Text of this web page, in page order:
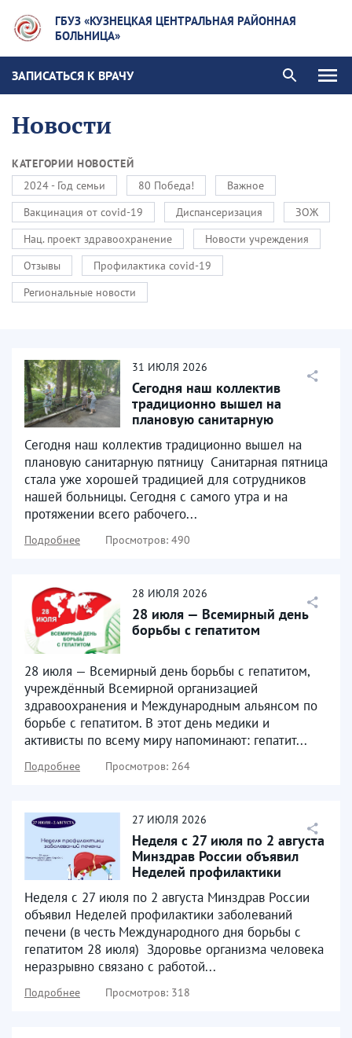
ГБУЗ «КУЗНЕЦКАЯ ЦЕНТРАЛЬНАЯ РАЙОННАЯ
БОЛЬНИЦА»
ЗАПИСАТЬСЯ К ВРАЧУ
Новости
КАТЕГОРИИ НОВОСТЕЙ
2024 - Год семьи
80 Победа!
Важное
Вакцинация от covid-19
Диспансеризация
ЗОЖ
Нац. проект здравоохранение
Новости учреждения
Отзывы
Профилактика covid-19
Региональные новости
31 ИЮЛЯ 2026
Сегодня наш коллектив
традиционно вышел на
плановую санитарную
Сегодня наш коллектив традиционно вышел на
плановую санитарную пятницу ⁣ Санитарная пятница
стала уже хорошей традицией для сотрудников
нашей больницы. Сегодня с самого утра и на
протяжении всего рабочего...
Подробнее Просмотров: 490
28 ИЮЛЯ 2026
28 июля — Всемирный день
борьбы с гепатитом
28 июля — Всемирный день борьбы с гепатитом,
учреждённый Всемирной организацией
здравоохранения и Международным альянсом по
борьбе с гепатитом. В этот день медики и
активисты по всему миру напоминают: гепатит...
Подробнее Просмотров: 264
27 ИЮЛЯ 2026
Неделя с 27 июля по 2 августа
Минздрав России объявил
Неделей профилактики
Неделя с 27 июля по 2 августа Минздрав России
объявил Неделей профилактики заболеваний
печени (в честь Международного дня борьбы с
гепатитом 28 июля) ⁣ Здоровье организма человека
неразрывно связано с работой...
Подробнее Просмотров: 318